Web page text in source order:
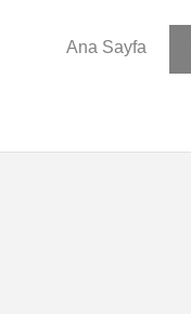
Ana Sayfa